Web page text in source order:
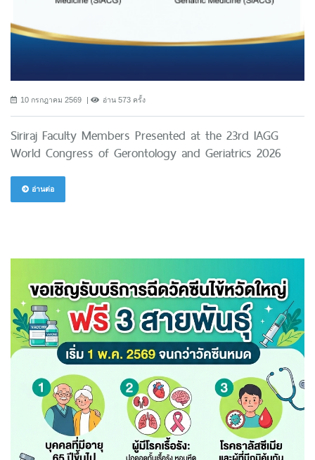
10 กรกฎาคม 2569 อ่าน 573 ครั้ง
Siriraj Faculty Members Presented at the 23rd IAGG
World Congress of Gerontology and Geriatrics 2026
อ่านต่อ